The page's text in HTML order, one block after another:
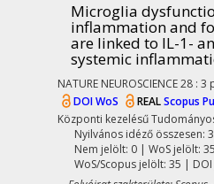
Microglia
inflammation and
are linked to IL-1-
systemic
NATURE NEUROSCIENCE28 : 3
DOIWoS REALScopus
Központi kezelésű
Nyilvános idéző összesen:
Nem jelölt: 0 | WoS jelölt:
WoS/Scopus jelölt: 35 |